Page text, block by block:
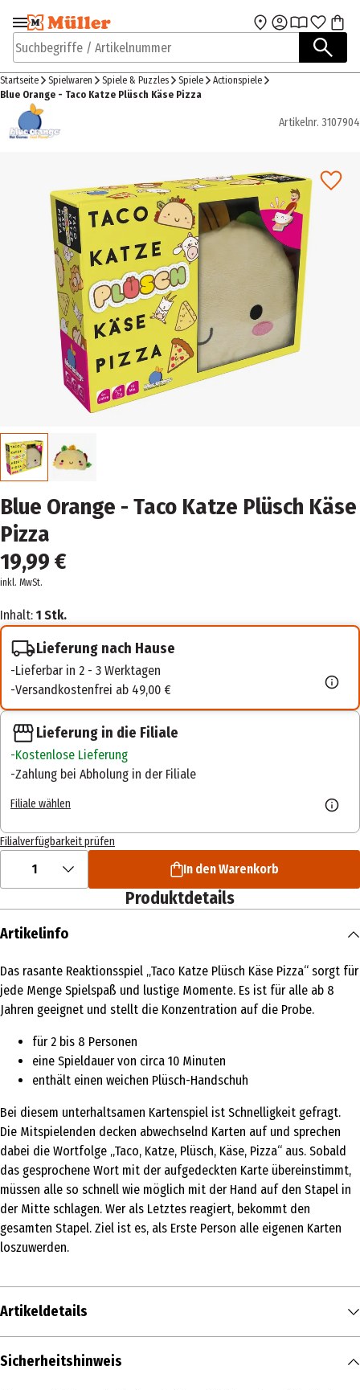
Zur Navigation
springen
Zum Hauptinhalt
Suchbegriffe / Artikelnummer
Startseite Spielwaren Spiele & Puzzles Spiele
Actionspiele
Blue Orange - Taco Katze Plüsch Käse Pizza
Artikelnr. 3107904
Blue Orange - Taco Katze Plüsch Käse
Pizza
19,99 €
inkl. MwSt.
Inhalt: 1 Stk.
Lieferung nach Hause
Lieferbar in 2 - 3 Werktagen
Versandkostenfrei ab 49,00 €
Lieferung in die Filiale
Kostenlose Lieferung
Zahlung bei Abholung in der Filiale
Filiale wählen
Filialverfügbarkeit prüfen
1 In den Warenkorb
Produktdetails
Artikelinfo
Das rasante Reaktionsspiel „Taco Katze Plüsch Käse Pizza“ sorgt für
jede Menge Spielspaß und lustige Momente. Es ist für alle ab 8
Jahren geeignet und stellt die Konzentration auf die Probe.
für 2 bis 8 Personen
eine Spieldauer von circa 10 Minuten
enthält einen weichen Plüsch-Handschuh
Bei diesem unterhaltsamen Kartenspiel ist Schnelligkeit gefragt.
Die Mitspielenden decken abwechselnd Karten auf und sprechen
dabei die Wortfolge „Taco, Katze, Plüsch, Käse, Pizza“ aus. Sobald
das gesprochene Wort mit der aufgedeckten Karte übereinstimmt,
müssen alle so schnell wie möglich mit der Hand auf den Stapel in
der Mitte schlagen. Wer als Letztes reagiert, bekommt den
gesamten Stapel. Ziel ist es, als Erste Person alle eigenen Karten
loszuwerden.
Artikeldetails
Inhalt
Sicherheitshinweis